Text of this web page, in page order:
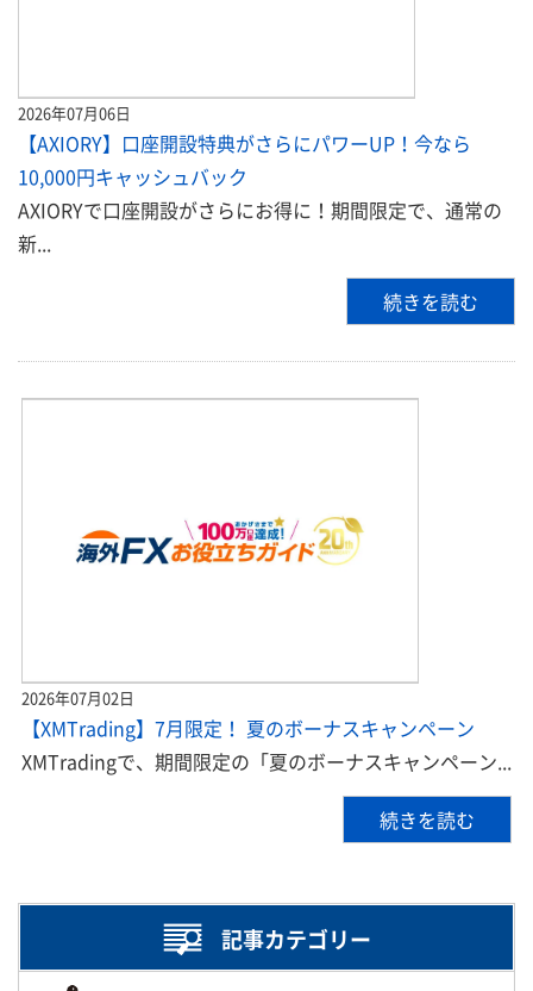
2026年07月06日
【AXIORY】口座開設特典がさらにパワーUP！今なら
10,000円キャッシュバック
AXIORYで口座開設がさらにお得に！期間限定で、通常の
新...
続きを読む
2026年07月02日
【XMTrading】7月限定！ 夏のボーナスキャンペーン
XMTradingで、期間限定の「夏のボーナスキャンペーン...
続きを読む
記事カテゴリー